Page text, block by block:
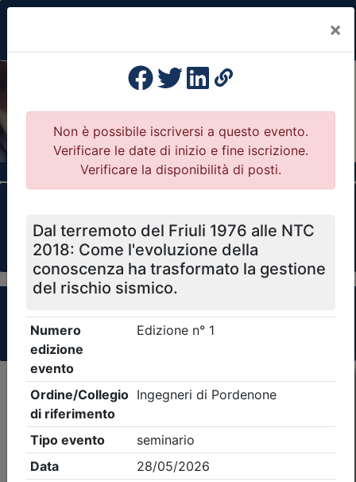
×
Previous
Il portale della formazione per Ordini e
Collegi Professionali
Clicca qui - espandi la sezione dei filtri ricerca
eventi
Criteri di ricerca applicati:
- Tipo Ordine/collegio:Ingegneri
Pordenone
- Eventi in programma dal